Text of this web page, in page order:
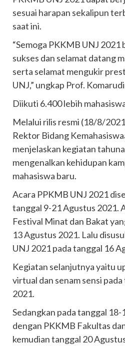
sesuai harapan sekalipun
saat ini.
“Semoga PKKMB UNJ 2021
sukses dan selamat datang
serta selamat mengukir
UNJ,” ungkap Prof.
Diikuti 6.400 lebih
Melalui rilis resmi (18/8/
Rektor Bidang
menjelaskan kegiatan
mengenalkan kehidupan
mahasiswa baru.
Acara PPKMB UNJ 2021
tanggal 9-21 Agustus 2021.
Festival Minat dan Bakat
13 Agustus 2021. Lalu
UNJ 2021 pada tanggal 16
Kegiatan selanjutnya yaitu
virtual dan senam sensi
2021.
Sedangkan pada tanggal
dengan PKKMB Fakultas
kemudian tanggal 20